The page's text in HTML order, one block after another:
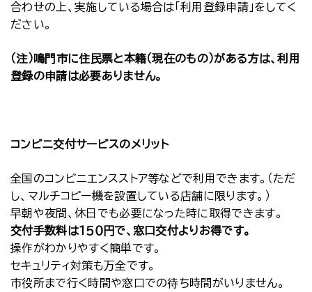
合わせの上、実施している場合は「利用登録申請」をしてく
ださい。
（注）鳴門市に住民票と本籍（現在のもの）がある方は、利用
登録の申請は必要ありません。
コンビニ交付サービスのメリット
全国のコンビニエンスストア等などで利用できます。（ただ
し、マルチコピー機を設置している店舗に限ります。）
早朝や夜間、休日でも必要になった時に取得できます。
交付手数料は１５０円で、窓口交付よりお得です。
操作がわかりやすく簡単です。
セキュリティ対策も万全です。
市役所まで行く時間や窓口での待ち時間がいりません。